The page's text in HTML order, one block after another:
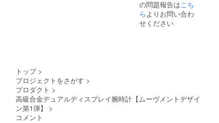
の問題報告はこち
らよりお問い合わ
せください
トップ >
プロジェクトをさがす >
プロダクト >
高級合金デュアルディスプレイ腕時計【ムーヴメントデザイ
ン第1弾】
>
コメント